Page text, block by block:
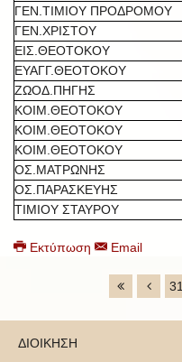
ΓΕΝ.ΤΙΜΙΟΥ ΠΡΟΔΡΟΜΟΥ
ΓΕΝ.ΧΡΙΣΤΟΥ
ΕΙΣ.ΘΕΟΤΟΚΟΥ
ΕΥΑΓΓ.ΘΕΟΤΟΚΟΥ
ΖΩΟΔ.ΠΗΓΗΣ
ΚΟΙΜ.ΘΕΟΤΟΚΟΥ
ΚΟΙΜ.ΘΕΟΤΟΚΟΥ
ΚΟΙΜ.ΘΕΟΤΟΚΟΥ
ΟΣ.ΜΑΤΡΩΝΗΣ
ΟΣ.ΠΑΡΑΣΚΕΥΗΣ
ΤΙΜΙΟΥ ΣΤΑΥΡΟΥ
Εκτύπωση Email
31
ΔΙΟΙΚΗΣΗ